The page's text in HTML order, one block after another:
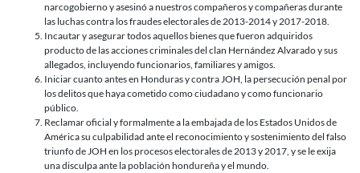
narcogobierno y asesinó a nuestros compañeros y compañeras durante
las luchas contra los fraudes electorales de 2013-2014 y 2017-2018.
Incautar y asegurar todos aquellos bienes que fueron adquiridos
producto de las acciones criminales del clan Hernández Alvarado y sus
allegados, incluyendo funcionarios, familiares y amigos.
Iniciar cuanto antes en Honduras y contra JOH, la persecución penal por
los delitos que haya cometido como ciudadano y como funcionario
público.
Reclamar oficial y formalmente a la embajada de los Estados Unidos de
América su culpabilidad ante el reconocimiento y sostenimiento del falso
triunfo de JOH en los procesos electorales de 2013 y 2017, y se le exija
una disculpa ante la población hondureña y el mundo.